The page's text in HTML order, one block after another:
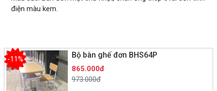
điện màu kem.
Bộ bàn ghế đơn BHS64P
-11%
865.000đ
973.000đ